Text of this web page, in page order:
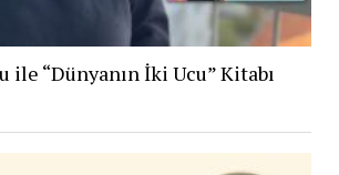
ile “Dünyanın İki Ucu” Kitabı